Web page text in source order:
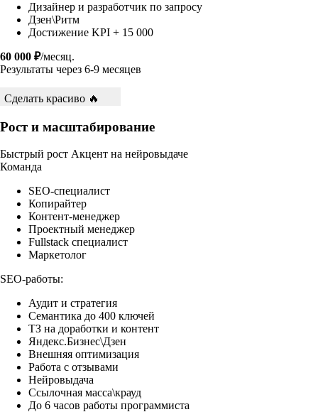
Дизайнер и разработчик по запросу
Дзен\Ритм
Достижение KPI + 15 000
60 000 ₽/месяц.
Результаты через 6-9 месяцев
Сделать красиво 🔥
Рост и масштабирование
Быстрый рост Акцент на нейровыдаче
Команда
SEO-специалист
Копирайтер
Контент-менеджер
Проектный менеджер
Fullstack специалист
Маркетолог
SEO-работы:
Аудит и стратегия
Семантика до 400 ключей
ТЗ на доработки и контент
Яндекс.Бизнес\Дзен
Внешняя оптимизация
Работа с отзывами
Нейровыдача
Ссылочная масса\крауд
До 6 часов работы программиста